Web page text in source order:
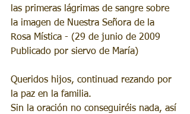
las primeras lágrimas de sangre sobre
la imagen de Nuestra Señora de la
Rosa Mística - (29 de junio de 2009
Publicado por siervo de María)
Queridos hijos, continuad rezando por
la paz en la familia.
Sin la oración no conseguiréis nada, así